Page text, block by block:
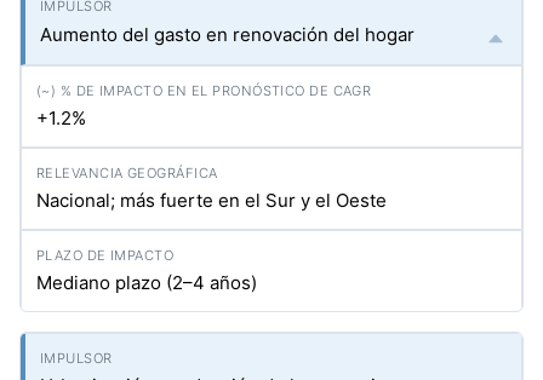
Aumento del gasto en renovación del hogar
+1.2%
Nacional; más fuerte en el Sur y el Oeste
Mediano plazo (2–4 años)